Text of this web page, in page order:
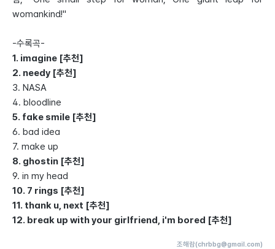
womankind!"
-수록곡-
1. imagine [추천]
2. needy [추천]
3. NASA
4. bloodline
5. fake smile [추천]
6. bad idea
7. make up
8. ghostin [추천]
9. in my head
10. 7 rings [추천]
11. thank u, next [추천]
12. break up with your girlfriend, i'm bored [추천]
조해람(chrbbg@gmail.com)